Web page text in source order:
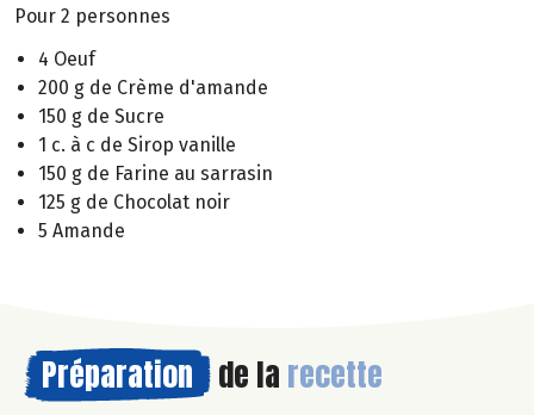
Pour 2 personnes
4 Oeuf
200 g de Crème d'amande
150 g de Sucre
1 c. à c de Sirop vanille
150 g de Farine au sarrasin
125 g de Chocolat noir
5 Amande
Préparation de la recette